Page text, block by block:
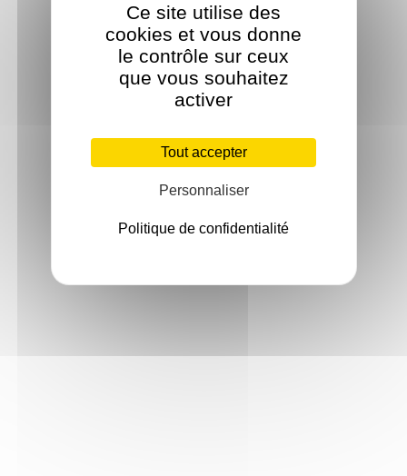
Ce site utilise des
cookies et vous donne
le contrôle sur ceux
que vous souhaitez
activer
Tout accepter
Personnaliser
Politique de confidentialité